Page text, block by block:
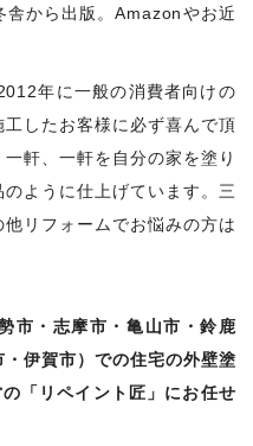
舎から出版。Amazonやお近
年に一般の消費者向けの
したお客様に必ず喜んで頂
軒、一軒を自分の家を塗り
ように仕上げています。三
リフォームでお悩みの方は
市・志摩市・亀山市・鈴鹿
伊賀市）での住宅の外壁塗
「リペイント匠」にお任せ